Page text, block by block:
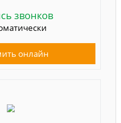
звонков
онлайн